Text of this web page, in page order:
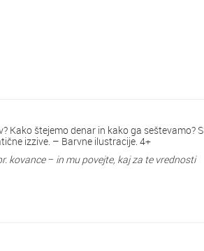
Kako štejemo denar in kako ga seštevamo? S
izzive. – Barvne ilustracije. 4+
kovance − in mu povejte, kaj za te vrednosti